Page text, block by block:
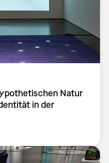
Natur
in der